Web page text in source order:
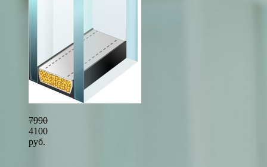
7990
4100
руб.